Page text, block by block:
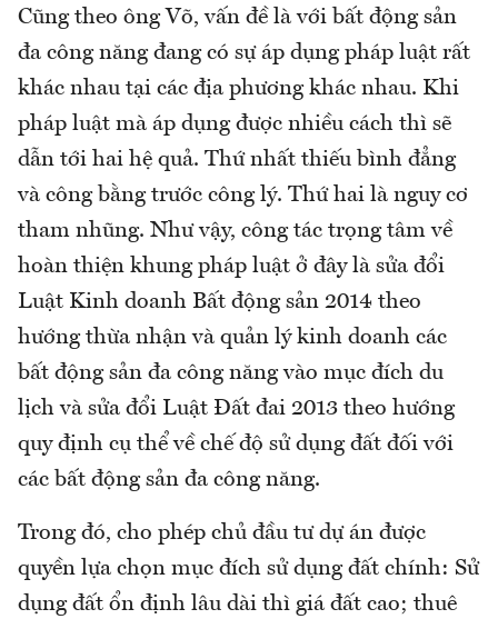
Cũng theo ông Võ, vấn đề là với bất động sản
đa công năng đang có sự áp dụng pháp luật rất
khác nhau tại các địa phương khác nhau. Khi
pháp luật mà áp dụng được nhiều cách thì sẽ
dẫn tới hai hệ quả. Thứ nhất thiếu bình đẳng
và công bằng trước công lý. Thứ hai là nguy cơ
tham nhũng. Như vậy, công tác trọng tâm về
hoàn thiện khung pháp luật ở đây là sửa đổi
Luật Kinh doanh Bất động sản 2014 theo
hướng thừa nhận và quản lý kinh doanh các
bất động sản đa công năng vào mục đích du
lịch và sửa đổi Luật Đất đai 2013 theo hướng
quy định cụ thể về chế độ sử dụng đất đối với
các bất động sản đa công năng.
Trong đó, cho phép chủ đầu tư dự án được
quyền lựa chọn mục đích sử dụng đất chính: Sử
dụng đất ổn định lâu dài thì giá đất cao; thuê